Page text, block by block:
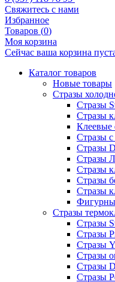
Свяжитесь с нами
Избранное
Товаров (0)
Моя корзина
Сейчас ваша корзина
Каталог товаров
Новые товары
Стразы
Стразы
Стразы
Клеевые
Стразы
Стразы
Стразы
Стразы
Стразы
Стразы
Стразы
Стразы
Стразы
Стразы
Стразы
Стразы
Стразы